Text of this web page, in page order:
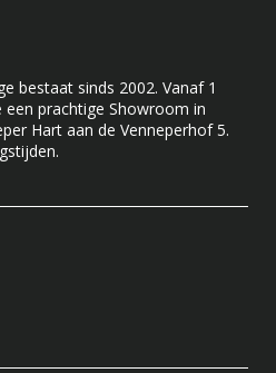
bestaat sinds 2002. Vanaf 1
prachtige Showroom in
Hart aan de Venneperhof 5.